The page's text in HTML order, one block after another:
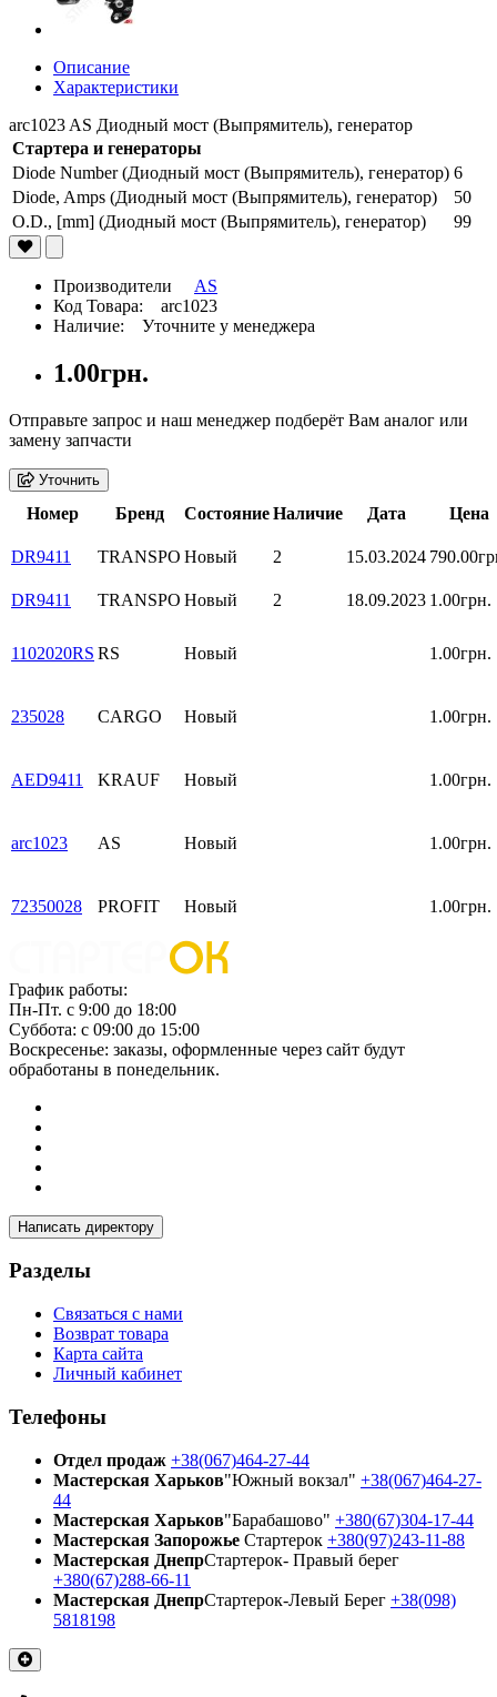
Описание
Характеристики
arc1023 AS Диодный мост (Выпрямитель), генератор
Стартера и генераторы
Diode Number (Диодный мост (Выпрямитель), генератор) 6
Diode, Amps (Диодный мост (Выпрямитель), генератор)
50
O.D., [mm] (Диодный мост (Выпрямитель), генератор)
99
Производители AS
Код Товара: arc1023
Наличие: Уточните у менеджера
1.00грн.
Отправьте запрос и наш менеджер подберёт Вам аналог или
замену запчасти
Уточнить
Номер Бренд СостояниеНаличие Дата Цена
DR9411 TRANSPO Новый 2 15.03.2024
DR9411 TRANSPO Новый 2 18.09.2023 1.00грн.
1102020RS RS Новый 1.00грн.
235028 CARGO Новый 1.00грн.
AED9411 KRAUF Новый 1.00грн.
arc1023 AS Новый 1.00грн.
72350028 PROFIT Новый 1.00грн.
График работы:
Пн-Пт. с 9:00 до 18:00
Суббота: с 09:00 до 15:00
Воскресенье: заказы, оформленные через сайт будут
обработаны в понедельник.
Написать директору
Разделы
Связаться с нами
Возврат товара
Карта сайта
Личный кабинет
Телефоны
Отдел продаж +38(067)464-27-44
Мастерская Харьков"Южный вокзал" +38(067)464-27-
44
Мастерская Харьков"Барабашово" +380(67)304-17-44
Мастерская Запорожье Стартерок +380(97)243-11-88
Мастерская ДнепрСтартерок- Правый берег
+380(67)288-66-11
Мастерская ДнепрСтартерок-Левый Берег +38(098)
5818198